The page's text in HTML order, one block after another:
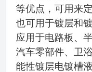
等优点，可用来
也可用于镀层和
应用于电路板、
汽车零部件、卫
能性镀层电镀槽